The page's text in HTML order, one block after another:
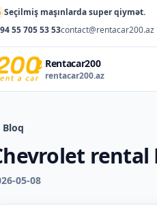
Seçilmiş maşınlarda super qiymət.
55 705 53 53contact@rentacar200.az
Rentacar200
rentacar200.az
rental
05-08